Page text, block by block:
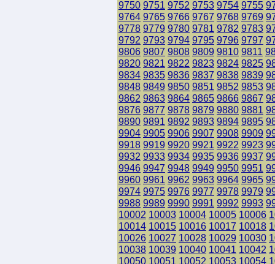
9750 9751 9752 9753 9754 9755
9764 9765 9766 9767 9768 9769
9778 9779 9780 9781 9782 9783
9792 9793 9794 9795 9796 9797
9806 9807 9808 9809 9810 9811
9820 9821 9822 9823 9824 9825
9834 9835 9836 9837 9838 9839
9848 9849 9850 9851 9852 9853
9862 9863 9864 9865 9866 9867
9876 9877 9878 9879 9880 9881
9890 9891 9892 9893 9894 9895
9904 9905 9906 9907 9908 9909
9918 9919 9920 9921 9922 9923
9932 9933 9934 9935 9936 9937
9946 9947 9948 9949 9950 9951
9960 9961 9962 9963 9964 9965
9974 9975 9976 9977 9978 9979
9988 9989 9990 9991 9992 9993
10002 10003 10004 10005 10006
10014 10015 10016 10017 10018
10026 10027 10028 10029 10030
10038 10039 10040 10041 10042
10050 10051 10052 10053 10054